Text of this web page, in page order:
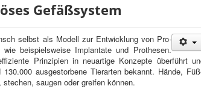
Gefäßsystem
selbst als Mod­ell zur Entwick­lung von Pro­
beispiel­sweise Implan­tate und Prothe­sen.
Prinzip­ien in neuar­tige Konzepte über­führt
130.000 aus­gestor­bene Tier­arten bekannt. Hände,
saugen oder greifen können.